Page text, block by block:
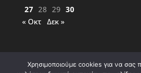
27 28 29 30
« Οκτ
Δεκ »
Χρησιμοποιούμε cookies για να σας